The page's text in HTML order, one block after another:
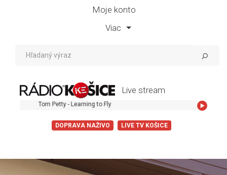
Moje konto
Viac
Live stream
Tom Petty - Learning to Fly
DOPRAVA NAŽIVO LIVE TV KOŠICE